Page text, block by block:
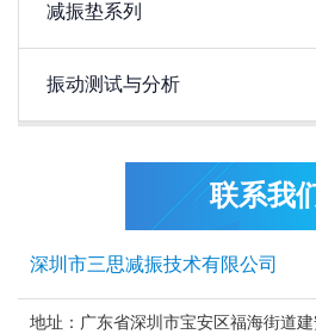
减振垫系列
振动测试与分析
联系我
深圳市三思减振技术有限公司
地址：广东省深圳市宝安区福海街道